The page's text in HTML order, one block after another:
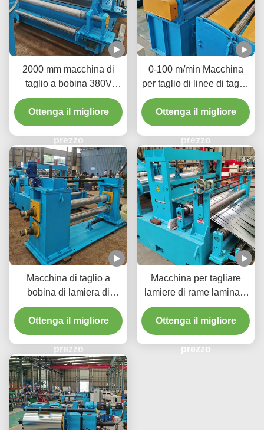
2000 mm macchina di
taglio a bobina 380V
50Hz 3 fasi aumentare la
disponibilità del materiale
Ottenga il migliore
prezzo
0-100 m/min Macchina
per taglio di linee di taglio
di bobine per tagliare
bobine di metallo di
grandi dimensioni in
strisce più strette
Ottenga il migliore
prezzo
Macchina di taglio a
bobina di lamiera di
controllo della tensione
1600 mm Spessore della
bobina 3 mm 120 m/min
Velocità di taglio
Ottenga il migliore
prezzo
Macchina per tagliare
lamiere di rame laminata
a freddo a velocità di 200
M/min
Ottenga il migliore
prezzo